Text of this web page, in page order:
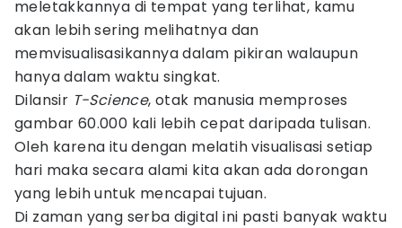
meletakkannya di tempat yang terlihat, kamu
akan lebih sering melihatnya dan
memvisualisasikannya dalam pikiran walaupun
hanya dalam waktu singkat.
Dilansir T-Science, otak manusia memproses
gambar 60.000 kali lebih cepat daripada tulisan.
Oleh karena itu dengan melatih visualisasi setiap
hari maka secara alami kita akan ada dorongan
yang lebih untuk mencapai tujuan.
Di zaman yang serba digital ini pasti banyak waktu